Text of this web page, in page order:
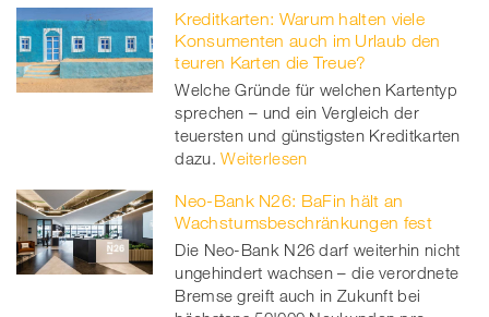
Kreditkarten: Warum halten viele
Konsumenten auch im Urlaub den
teuren Karten die Treue?
Welche Gründe für welchen Kartentyp
sprechen – und ein Vergleich der
teuersten und günstigsten Kreditkarten
dazu. Weiterlesen
Neo-Bank N26: BaFin hält an
Wachstumsbeschränkungen fest
Die Neo-Bank N26 darf weiterhin nicht
ungehindert wachsen – die verordnete
Bremse greift auch in Zukunft bei